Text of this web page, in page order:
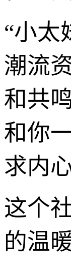
“小太
潮流
和共
和你
求内
这个
的温